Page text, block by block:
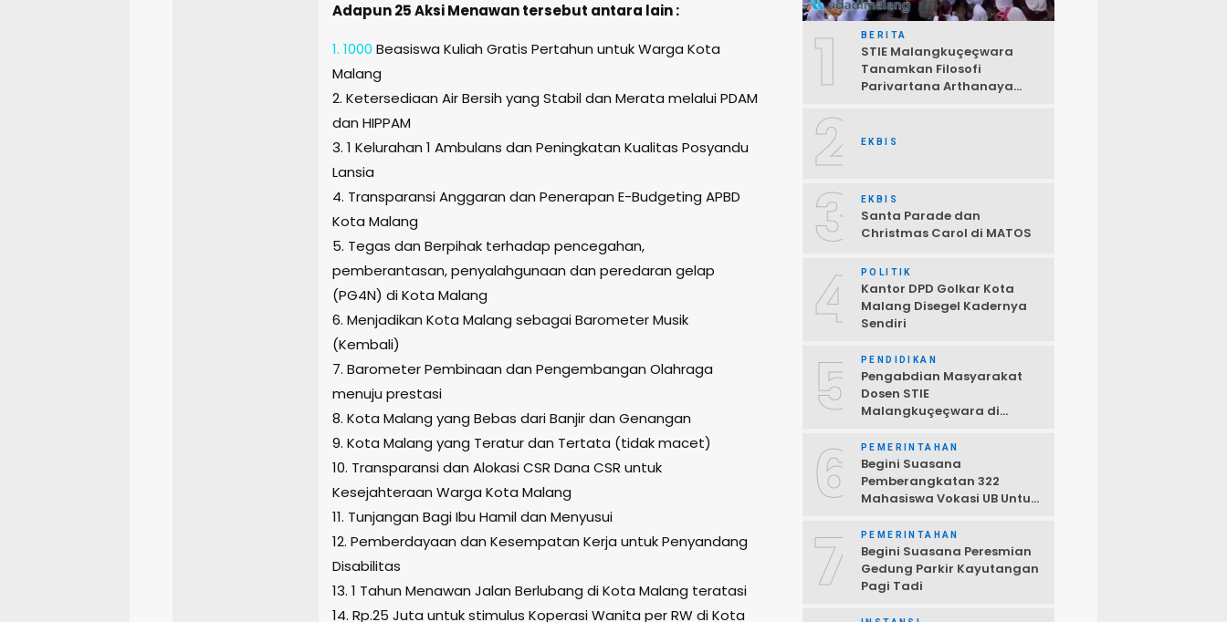
Adapun 25 Aksi Menawan tersebut antara lain :
1. 1000 Beasiswa Kuliah Gratis Pertahun untuk Warga Kota
Malang
2. Ketersediaan Air Bersih yang Stabil dan Merata melalui PDAM
dan HIPPAM
3. 1 Kelurahan 1 Ambulans dan Peningkatan Kualitas Posyandu
Lansia
4. Transparansi Anggaran dan Penerapan E-Budgeting APBD
Kota Malang
5. Tegas dan Berpihak terhadap pencegahan,
pemberantasan, penyalahgunaan dan peredaran gelap
(PG4N) di Kota Malang
6. Menjadikan Kota Malang sebagai Barometer Musik
(Kembali)
7. Barometer Pembinaan dan Pengembangan Olahraga
menuju prestasi
8. Kota Malang yang Bebas dari Banjir dan Genangan
9. Kota Malang yang Teratur dan Tertata (tidak macet)
10. Transparansi dan Alokasi CSR Dana CSR untuk
Kesejahteraan Warga Kota Malang
11. Tunjangan Bagi Ibu Hamil dan Menyusui
12. Pemberdayaan dan Kesempatan Kerja untuk Penyandang
Disabilitas
13. 1 Tahun Menawan Jalan Berlubang di Kota Malang teratasi
14. Rp.25 Juta untuk stimulus Koperasi Wanita per RW di Kota
1 BERITA
STIE Malangkuçeçwara
Tanamkan Filosofi
Parivartana Arthanaya
2 EKBIS
3 EKBIS
Santa Parade dan
Christmas Carol di MATOS
4 POLITIK
Kantor DPD Golkar Kota
Malang Disegel Kadernya
Sendiri
5 PENDIDIKAN
Pengabdian Masyarakat
Dosen STIE
Malangkuçeçwara di
6 PEMERINTAHAN
Begini Suasana
Pemberangkatan 322
Mahasiswa Vokasi UB Untuk
2026 Pagi Tadi
7 PEMERINTAHAN
Begini Suasana Peresmian
Gedung Parkir Kayutangan
Pagi Tadi